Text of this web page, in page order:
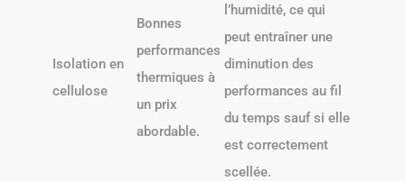
Isolation en
cellulose
Bonnes
performances
thermiques à
un prix
abordable.
l’humidité, ce qui
peut entraîner une
diminution des
performances au fil
du temps sauf si elle
est correctement
scellée.